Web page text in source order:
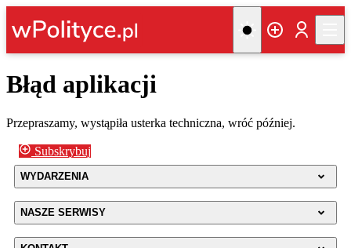
Błąd aplikacji
Przepraszamy, wystąpiła usterka techniczna, wróć później.
Subskrybuj
WYDARZENIA
NASZE SERWISY